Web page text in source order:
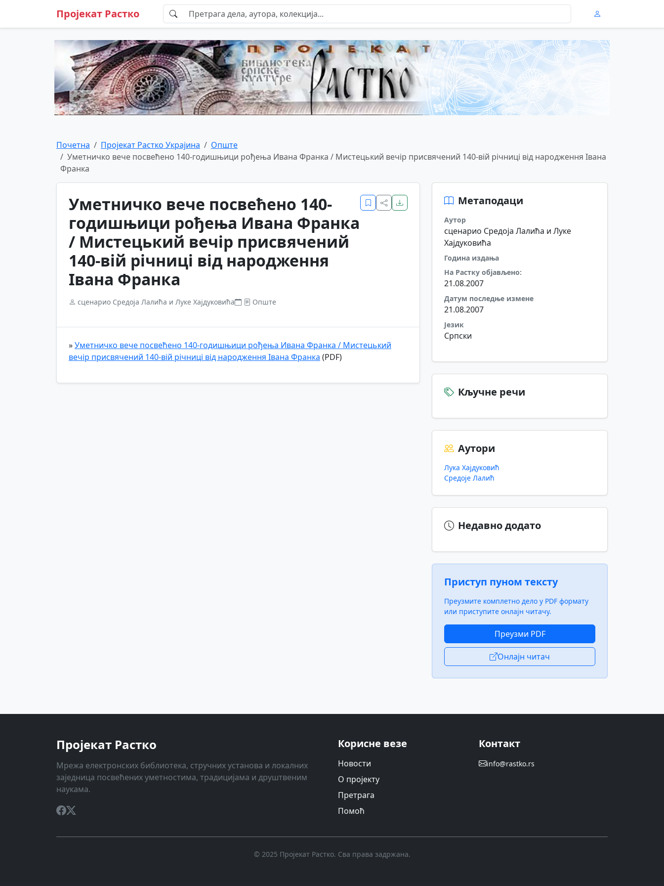
Пројекат Растко
Почетна Пројекат Растко Украјина
Опште
Уметничко вече посвећено 140-годишњици рођења Ивана Франка / Мистецький вечір присвячений 140-вій річниці від народження Івана
Франка
Уметничко вече посвећено 140-
годишњици рођења Ивана Франка
/ Мистецький вечір присвячений
140-вій річниці від народження
Івана Франка
сценарио Средоја Лалића и Луке Хајдуковића Опште
»Уметничко вече посвећено 140-годишњици рођења Ивана Франка / Мистецький
вечір присвячений 140-вій річниці від народження Івана Франка (PDF)
Метаподаци
Аутор
сценарио Средоја Лалића и Луке
Хајдуковића
Година издања
На Растку објављено:
21.08.2007
Датум последње измене
21.08.2007
Језик
Српски
Кључне речи
Аутори
Лука Хајдуковић
Средоје Лалић
Недавно додато
Приступ пуном тексту
Преузмите комплетно дело у PDF формату
или приступите онлајн читачу.
Преузми PDF
Онлајн читач
Пројекат Растко
Мрежа електронских библиотека, стручних установа и локалних
заједница посвећених уметностима, традицијама и друштвеним
наукама.
Корисне везе
Новости
О пројекту
Претрага
Помоћ
Контакт
info@rastko.rs
© 2025 Пројекат Растко. Сва права задржана.